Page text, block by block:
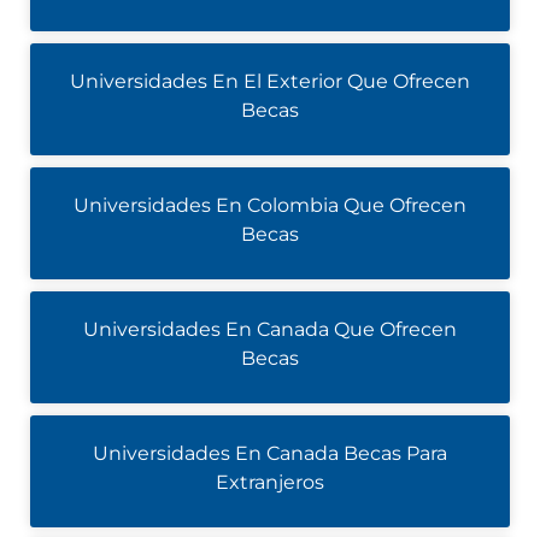
Universidades En El Exterior Que Ofrecen
Becas
Universidades En Colombia Que Ofrecen
Becas
Universidades En Canada Que Ofrecen
Becas
Universidades En Canada Becas Para
Extranjeros